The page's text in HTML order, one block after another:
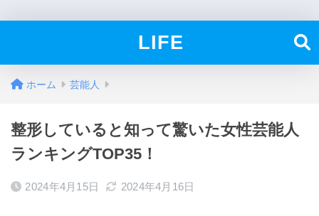
LIFE
ホーム 芸能人
整形していると知って驚いた女性芸能人
ランキングTOP35！
2024年4月15日 2024年4月16日